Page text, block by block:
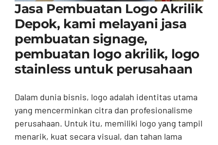
Jasa Pembuatan Logo Akrilik
Depok, kami melayani jasa
pembuatan signage,
pembuatan logo akrilik, logo
stainless untuk perusahaan
Dalam dunia bisnis, logo adalah identitas utama
yang mencerminkan citra dan profesionalisme
perusahaan. Untuk itu, memiliki logo yang tampil
menarik, kuat secara visual, dan tahan lama